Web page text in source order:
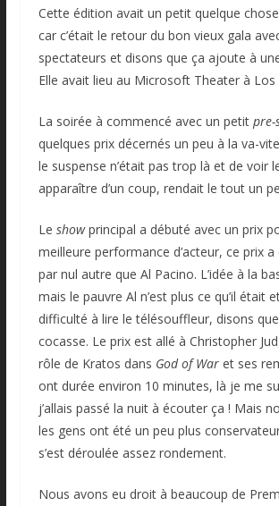
Cette édition avait un petit quelque
car c’était le retour du bon vieux gala
spectateurs et disons que ça ajoute à
Elle avait lieu au Microsoft Theater à Los
La soirée à commencé avec un petitpre-
quelques prix décernés un peu à la va-
le suspense n’était pas trop là et de voir
apparaître d’un coup, rendait le tout un
Le showprincipal a débuté avec un prix
meilleure performance d’acteur, ce prix
par nul autre que Al Pacino. L’idée à la
mais le pauvre Al n’est plus ce qu’il était
difficulté à lire le télésouffleur, disons que
cocasse. Le prix est allé à Christopher
rôle de Kratos dans God of Waret ses
ont durée environ 10 minutes, là je me
j’allais passé la nuit à écouter ça ! Mais
les gens ont été un peu plus
s’est déroulée assez rondement.
Nous avons eu droit à beaucoup de